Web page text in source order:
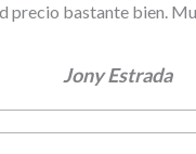
precio bastante bien.
Jony Estrada